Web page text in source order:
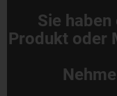
Sie haben
Produkt oder